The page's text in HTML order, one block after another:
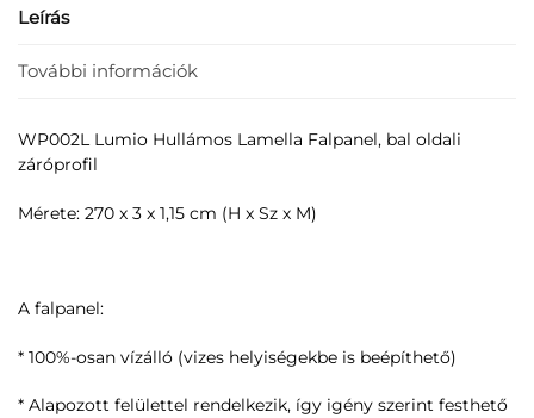
Leírás
További információk
WP002L Lumio Hullámos Lamella Falpanel, bal oldali
záróprofil
Mérete: 270 x 3 x 1,15 cm (H x Sz x M)
A falpanel:
* 100%-osan vízálló (vizes helyiségekbe is beépíthető)
* Alapozott felülettel rendelkezik, így igény szerint festhető